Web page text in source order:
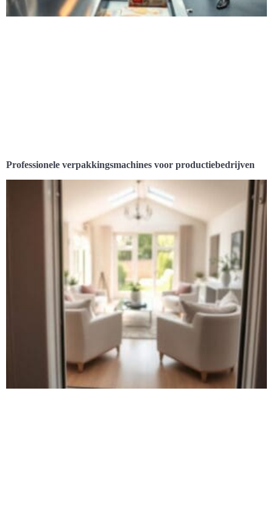
Professionele verpakkingsmachines voor productiebedrijven